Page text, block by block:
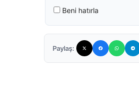
Beni hatırla
Paylaş: